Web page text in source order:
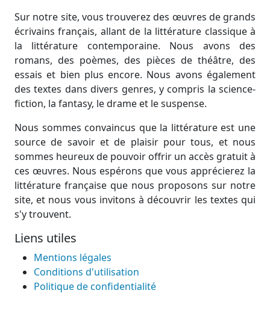
Sur notre site, vous trouverez des œuvres de grands
écrivains français, allant de la littérature classique à
la littérature contemporaine. Nous avons des
romans, des poèmes, des pièces de théâtre, des
essais et bien plus encore. Nous avons également
des textes dans divers genres, y compris la science-
fiction, la fantasy, le drame et le suspense.
Nous sommes convaincus que la littérature est une
source de savoir et de plaisir pour tous, et nous
sommes heureux de pouvoir offrir un accès gratuit à
ces œuvres. Nous espérons que vous apprécierez la
littérature française que nous proposons sur notre
site, et nous vous invitons à découvrir les textes qui
s'y trouvent.
Liens utiles
Mentions légales
Conditions d'utilisation
Politique de confidentialité